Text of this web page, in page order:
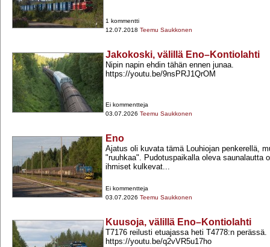
1 kommentti
12.07.2018 Teemu Saukkonen
Jakokoski, välillä Eno–Kontiolahti
Nipin napin ehdin tähän ennen junaa.
https://youtu.be/9nsPRJ1QrOM
Ei kommentteja
03.07.2026 Teemu Saukkonen
Eno
Ajatus oli kuvata tämä Louhiojan penkerellä,
"ruuhkaa". Pudotuspaikalla oleva saunalautta
ihmiset kulkevat...
Ei kommentteja
03.07.2026 Teemu Saukkonen
Kuusoja, välillä Eno–Kontiolahti
T7176 reilusti etuajassa heti T4778:n perässä.
https://youtu.be/q2vVR5u17ho